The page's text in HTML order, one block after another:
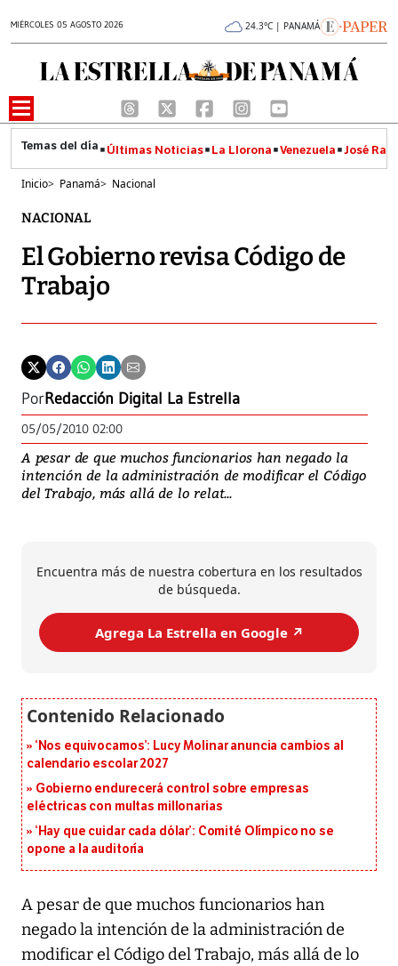
MIÉRCOLES 05 AGOSTO 2026 24.3°C | PANAMÁ
Últimas Noticias La Llorona Venezuela José
Inicio> Panamá> Nacional
NACIONAL
El Gobierno revisa Código de
Trabajo
PorRedacción Digital La Estrella
05/05/2010 02:00
A pesar de que muchos funcionarios han negado la
intención de la administración de modificar el Código
del Trabajo, más allá de lo relat...
Encuentra más de nuestra cobertura en los resultados
de búsqueda.
Agrega La Estrella en Google ↗️
‘Nos equivocamos’: Lucy Molinar anuncia cambios al
calendario escolar 2027
Gobierno endurecerá control sobre empresas
eléctricas con multas millonarias
‘Hay que cuidar cada dólar’: Comité Olímpico no se
opone a la auditoría
A pesar de que muchos funcionarios han
negado la intención de la administración de
modificar el Código del Trabajo, más allá de lo